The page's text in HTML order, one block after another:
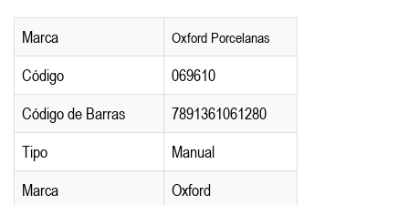
Marca Oxford Porcelanas
Código
069610
Código de Barras
7891361061280
Tipo
Manual
Marca
Oxford